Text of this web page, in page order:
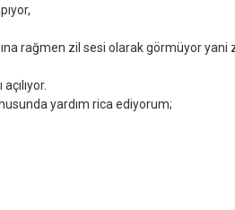
rağmen zil sesi olarak görmüyor yani
yardım rica ediyorum;